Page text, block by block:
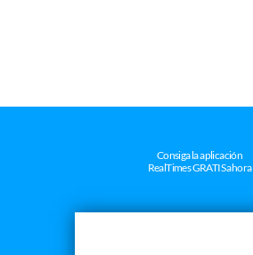
Consiga la aplicación
RealTimes GRATIS ahora